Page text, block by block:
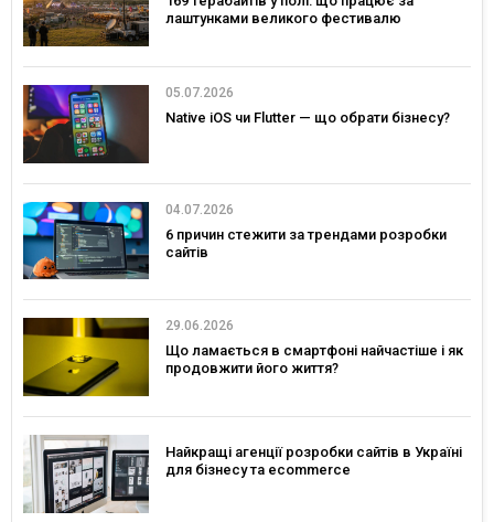
лаштунками великого фестивалю
05.07.2026
Native iOS чи Flutter — що обрати бізнесу?
04.07.2026
6 причин стежити за трендами розробки
сайтів
29.06.2026
Що ламається в смартфоні найчастіше і як
продовжити його життя?
Найкращі агенції розробки сайтів в Україні
для бізнесу та ecommerce